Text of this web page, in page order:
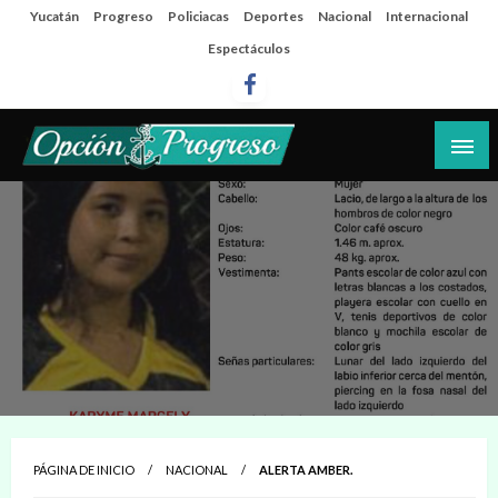
SaltaYucatán Progreso Policiacas Deportes Nacional
Internacional
Espectáculos
Opción Progreso
Las noticias del día a día del puerto
PÁGINA DE INICIO NACIONAL ALERTA AMBER.